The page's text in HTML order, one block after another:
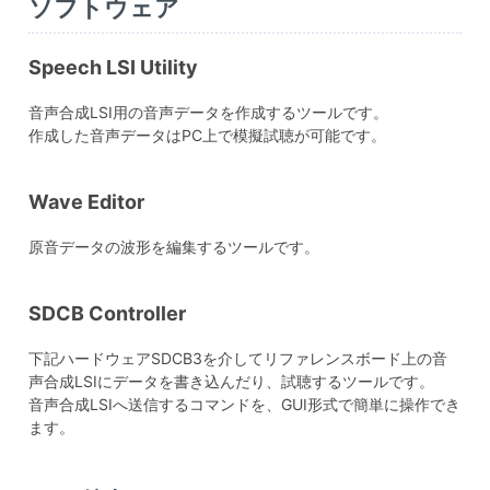
ソフトウェア
Speech LSI Utility
音声合成LSI用の音声データを作成するツールです。
作成した音声データはPC上で模擬試聴が可能です。
Wave Editor
原音データの波形を編集するツールです。
SDCB Controller
下記ハードウェアSDCB3を介してリファレンスボード上の音
声合成LSIにデータを書き込んだり、試聴するツールです。
音声合成LSIへ送信するコマンドを、GUI形式で簡単に操作でき
ます。